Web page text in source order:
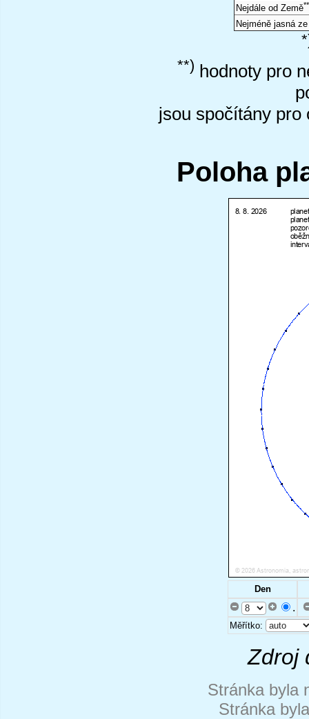
Nejdále od Země
Nejméně jasná
**) hodnoty pro
jsou spočítány pro
Poloha
Den
.
Měřítko:
Zdroj
Stránka byla
Stránka